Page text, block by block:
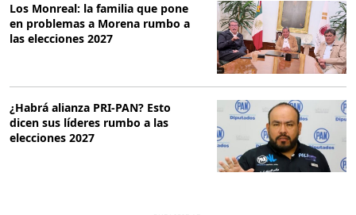
Los Monreal: la familia que pone
en problemas a Morena rumbo a
las elecciones 2027
¿Habrá alianza PRI-PAN? Esto
dicen sus líderes rumbo a las
elecciones 2027